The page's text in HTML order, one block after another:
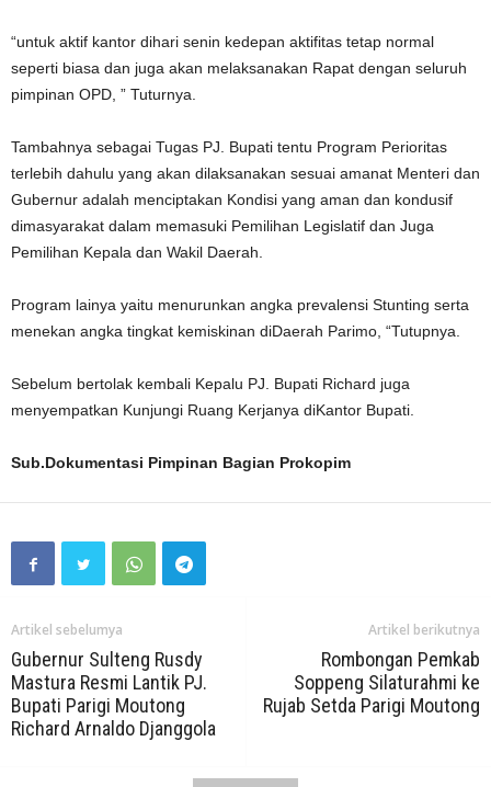
“untuk aktif kantor dihari senin kedepan aktifitas tetap normal
seperti biasa dan juga akan melaksanakan Rapat dengan seluruh
pimpinan OPD, ” Tuturnya.
Tambahnya sebagai Tugas PJ. Bupati tentu Program Perioritas
terlebih dahulu yang akan dilaksanakan sesuai amanat Menteri dan
Gubernur adalah menciptakan Kondisi yang aman dan kondusif
dimasyarakat dalam memasuki Pemilihan Legislatif dan Juga
Pemilihan Kepala dan Wakil Daerah.
Program lainya yaitu menurunkan angka prevalensi Stunting serta
menekan angka tingkat kemiskinan diDaerah Parimo, “Tutupnya.
Sebelum bertolak kembali Kepalu PJ. Bupati Richard juga
menyempatkan Kunjungi Ruang Kerjanya diKantor Bupati.
Sub.Dokumentasi Pimpinan Bagian Prokopim
Artikel sebelumya
Gubernur Sulteng Rusdy
Mastura Resmi Lantik PJ.
Bupati Parigi Moutong
Richard Arnaldo Djanggola
Artikel berikutnya
Rombongan Pemkab
Soppeng Silaturahmi ke
Rujab Setda Parigi Moutong